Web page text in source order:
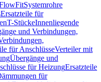
Systemrohre
Ersatzteile für
T-StückeInnenliegende
und Verbindungen,
für AnschlüsseVerteiler mit
Übergänge und
für HeizungErsatzteile
für